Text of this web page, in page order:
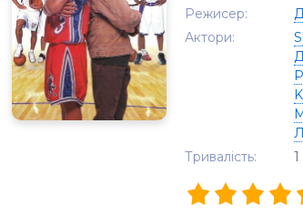
Режисер:
Актори:
Тривалість: